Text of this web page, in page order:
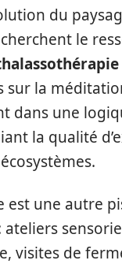
du
le
sur la
dans une
la qualité
est une autre
visites de